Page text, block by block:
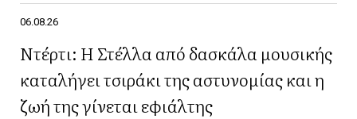
06.08.26
Ντέρτι: Η Στέλλα από δασκάλα μουσικής
καταλήγει τσιράκι της αστυνομίας και η
ζωή της γίνεται εφιάλτης